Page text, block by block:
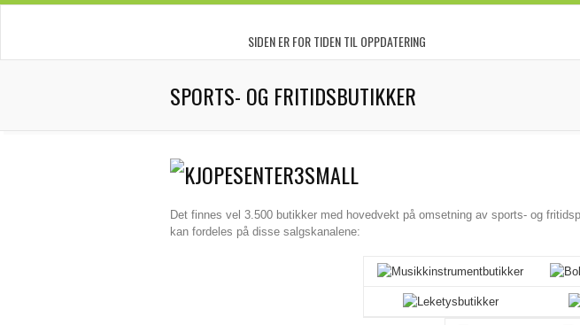
SIDEN ER FOR TIDEN TIL OPPDATERING
SPORTS- OG FRITIDSBUTIKKER
Det finnes vel 3.500 butikker med hovedvekt på omsetning av sports- og
kan fordeles på disse salgskanalene: